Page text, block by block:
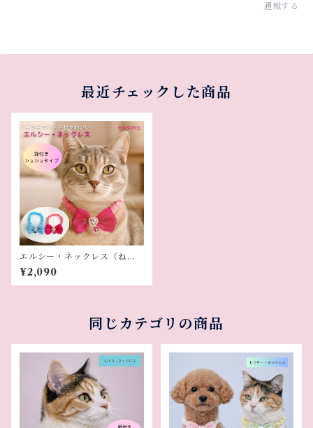
通報する
最近チェックした商品
エルシー・ネックレス（ねこ
用）
¥2,090
同じカテゴリの商品